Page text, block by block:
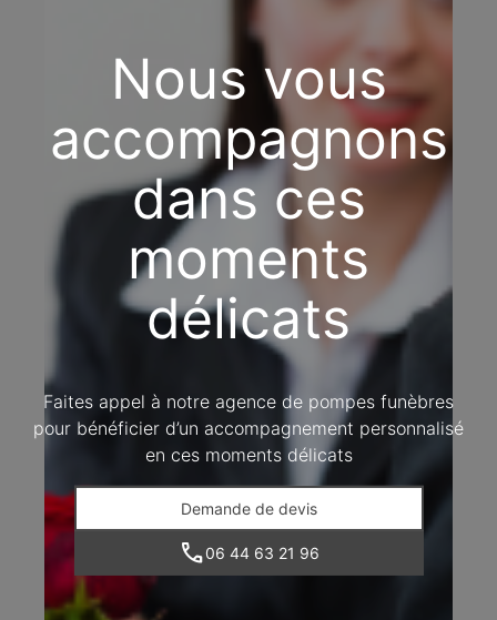
Nous vous
accompagnons
dans ces
moments
délicats
Faites appel à notre agence de pompes funèbres
pour bénéficier d’un accompagnement personnalisé
en ces moments délicats
Demande de devis
06 44 63 21 96